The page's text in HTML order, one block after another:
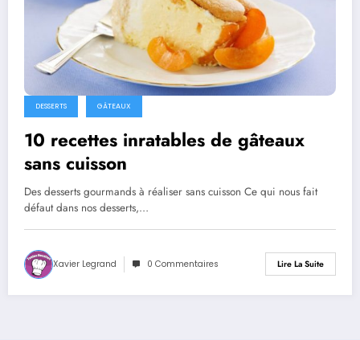
DESSERTS GÂTEAUX
10 recettes inratables de gâteaux
sans cuisson
Des desserts gourmands à réaliser sans cuisson Ce qui nous fait
défaut dans nos desserts,…
Xavier Legrand 0 Commentaires Lire La Suite